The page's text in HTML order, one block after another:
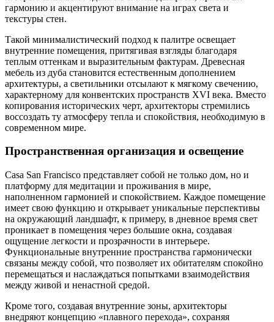
гармонию и акцентируют внимание на играх света и
текстуры стен.
Такой минималистический подход к палитре освещает
внутренние помещения, притягивая взгляды благодаря
теплым оттенкам и выразительным фактурам. Древесная
мебель из дуба становится естественным дополнением
архитектуры, а светильники отсылают к мягкому свечению,
характерному для конвентских пространств XVI века. Вместо
копирования исторических черт, архитекторы стремились
воссоздать ту атмосферу тепла и спокойствия, необходимую в
современном мире.
Пространственная организация и освещение
Casa San Francisco представляет собой не только дом, но и
платформу для медитации и проживания в мире,
наполненном гармонией и спокойствием. Каждое помещение
имеет свою функцию и открывает уникальные перспективы
на окружающий ландшафт, к примеру, в дневное время свет
проникает в помещения через большие окна, создавая
ощущение легкости и прозрачности в интерьере.
Функциональные внутренние пространства гармонически
связаны между собой, что позволяет их обитателям спокойно
перемещаться и наслаждаться попытками взаимодействия
между живой и ненастной средой.
Кроме того, создавая внутренние зоны, архитекторы
внедряют концепцию «плавного перехода», сохраняя